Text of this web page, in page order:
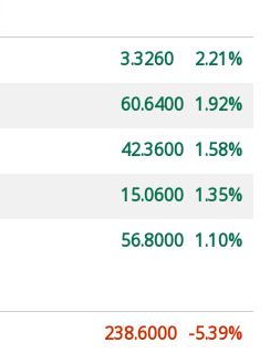
3.3260
2.21%
60.6400 1.92%
42.3600 1.58%
15.0600 1.35%
56.8000 1.10%
238.6000 -5.39%